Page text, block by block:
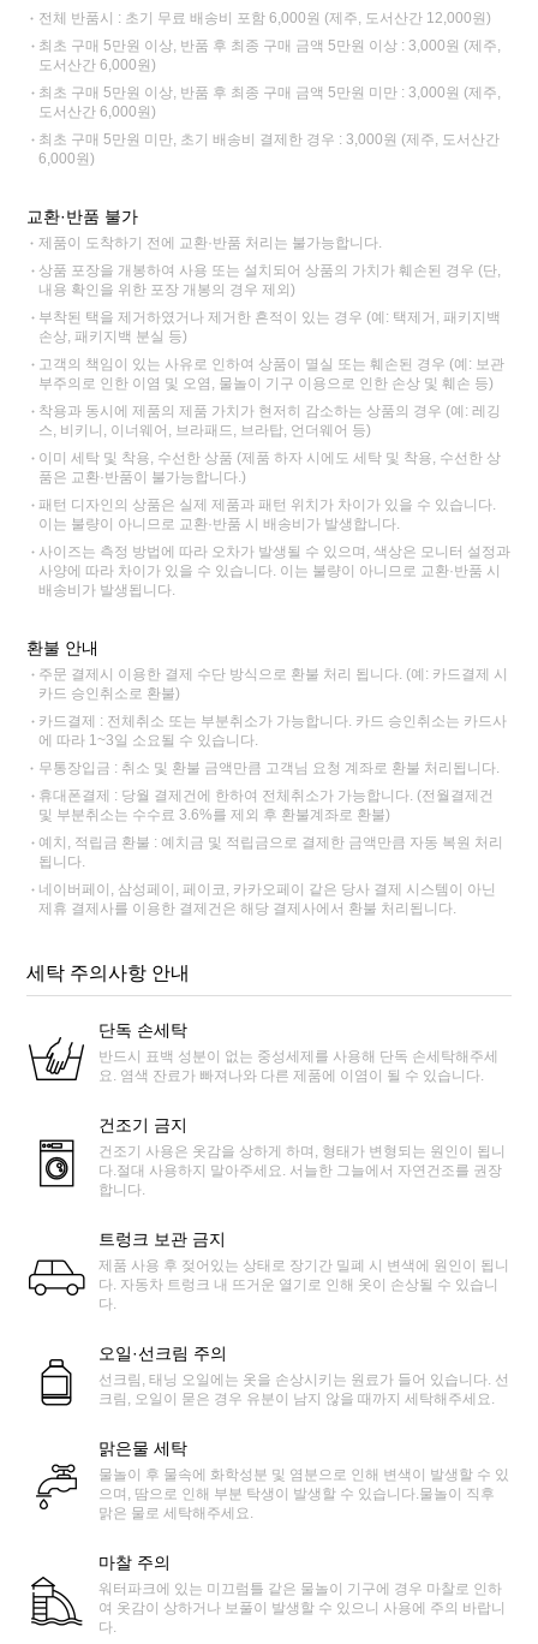
전체 반품시 : 초기 무료 배송비 포함 6,000원 (제주, 도서산간 12,000원)
최초 구매 5만원 이상, 반품 후 최종 구매 금액 5만원 이상 : 3,000원 (제주,
도서산간 6,000원)
최초 구매 5만원 이상, 반품 후 최종 구매 금액 5만원 미만 : 3,000원 (제주,
도서산간 6,000원)
최초 구매 5만원 미만, 초기 배송비 결제한 경우 : 3,000원 (제주, 도서산간
6,000원)
교환·반품 불가
제품이 도착하기 전에 교환·반품 처리는 불가능합니다.
상품 포장을 개봉하여 사용 또는 설치되어 상품의 가치가 훼손된 경우 (단,
내용 확인을 위한 포장 개봉의 경우 제외)
부착된 택을 제거하였거나 제거한 흔적이 있는 경우 (예: 택제거, 패키지백
손상, 패키지백 분실 등)
고객의 책임이 있는 사유로 인하여 상품이 멸실 또는 훼손된 경우 (예: 보관
부주의로 인한 이염 및 오염, 물놀이 기구 이용으로 인한 손상 및 훼손 등)
착용과 동시에 제품의 제품 가치가 현저히 감소하는 상품의 경우 (예: 레깅
스, 비키니, 이너웨어, 브라패드, 브라탑, 언더웨어 등)
이미 세탁 및 착용, 수선한 상품 (제품 하자 시에도 세탁 및 착용, 수선한 상
품은 교환·반품이 불가능합니다.)
패턴 디자인의 상품은 실제 제품과 패턴 위치가 차이가 있을 수 있습니다.
이는 불량이 아니므로 교환·반품 시 배송비가 발생합니다.
사이즈는 측정 방법에 따라 오차가 발생될 수 있으며, 색상은 모니터 설정과
사양에 따라 차이가 있을 수 있습니다. 이는 불량이 아니므로 교환·반품 시
배송비가 발생됩니다.
환불 안내
주문 결제시 이용한 결제 수단 방식으로 환불 처리 됩니다. (예: 카드결제 시
카드 승인취소로 환불)
카드결제 : 전체취소 또는 부분취소가 가능합니다. 카드 승인취소는 카드사
에 따라 1~3일 소요될 수 있습니다.
무통장입금 : 취소 및 환불 금액만큼 고객님 요청 계좌로 환불 처리됩니다.
휴대폰결제 : 당월 결제건에 한하여 전체취소가 가능합니다. (전월결제건
및 부분취소는 수수료 3.6%를 제외 후 환불계좌로 환불)
예치, 적립금 환불 : 예치금 및 적립금으로 결제한 금액만큼 자동 복원 처리
됩니다.
네이버페이, 삼성페이, 페이코, 카카오페이 같은 당사 결제 시스템이 아닌
제휴 결제사를 이용한 결제건은 해당 결제사에서 환불 처리됩니다.
세탁 주의사항 안내
단독 손세탁
반드시 표백 성분이 없는 중성세제를 사용해 단독 손세탁해주세
요. 염색 잔료가 빠져나와 다른 제품에 이염이 될 수 있습니다.
건조기 금지
건조기 사용은 옷감을 상하게 하며, 형태가 변형되는 원인이 됩니
다.절대 사용하지 말아주세요. 서늘한 그늘에서 자연건조를 권장
합니다.
트렁크 보관 금지
제품 사용 후 젖어있는 상태로 장기간 밀폐 시 변색에 원인이 됩니
다. 자동차 트렁크 내 뜨거운 열기로 인해 옷이 손상될 수 있습니
다.
오일·선크림 주의
선크림, 태닝 오일에는 옷을 손상시키는 원료가 들어 있습니다. 선
크림, 오일이 묻은 경우 유분이 남지 않을 때까지 세탁해주세요.
맑은물 세탁
물놀이 후 물속에 화학성분 및 염분으로 인해 변색이 발생할 수 있
으며, 땀으로 인해 부분 탁생이 발생할 수 있습니다.물놀이 직후
맑은 물로 세탁해주세요.
마찰 주의
워터파크에 있는 미끄럼틀 같은 물놀이 기구에 경우 마찰로 인하
여 옷감이 상하거나 보풀이 발생할 수 있으니 사용에 주의 바랍니
다.